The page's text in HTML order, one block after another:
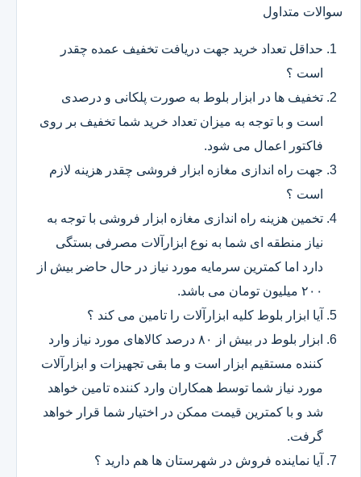
سوالات متداول
حداقل تعداد خرید جهت دریافت تخفیف عمده چقدر
است ؟
تخفیف ها در ابزار بلوط به صورت پلکانی و درصدی
است و با توجه به میزان تعداد خرید شما تخفیف بر روی
فاکتور اعمال می شود.
جهت راه اندازی مغازه ابزار فروشی چقدر هزینه لازم
است ؟
تخمین هزینه راه اندازی مغازه ابزار فروشی با توجه به
نیاز منطقه ای شما به نوع ابزارآلات مصرفی بستگی
دارد اما کمترین سرمایه مورد نیاز در حال حاضر بیش از
۲۰۰ میلیون تومان می باشد.
آیا ابزار بلوط کلیه ابزارآلات را تامین می کند ؟
ابزار بلوط در بیش از ۸۰ درصد کالاهای مورد نیاز وارد
کننده مستقیم ابزار است و ما بقی تجهیزات و ابزارآلات
مورد نیاز شما توسط همکاران وارد کننده تامین خواهد
شد و با کمترین قیمت ممکن در اختیار شما قرار خواهد
گرفت.
آیا نماینده فروش در شهرستان ها هم دارید ؟